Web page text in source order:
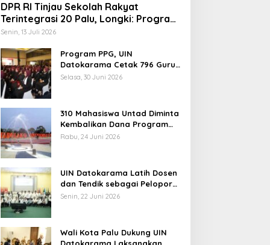
DPR RI Tinjau Sekolah Rakyat
Terintegrasi 20 Palu, Longki: Program
Prabowo Angkat Martabat Anak
Senin, 13 Juli 2026
Program PPG, UIN
Datokarama Cetak 796 Guru
Profesional
Selasa, 30 Juni 2026
310 Mahasiswa Untad Diminta
Kembalikan Dana Program
Berani Cerdas, Kadisdik
Rabu, 24 Juni 2026
UIN Datokarama Latih Dosen
dan Tendik sebagai Pelopor
Moderasi Beragama
Senin, 22 Juni 2026
Wali Kota Palu Dukung UIN